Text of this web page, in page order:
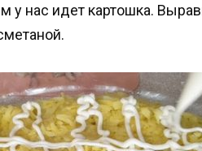
у нас идет картошка.